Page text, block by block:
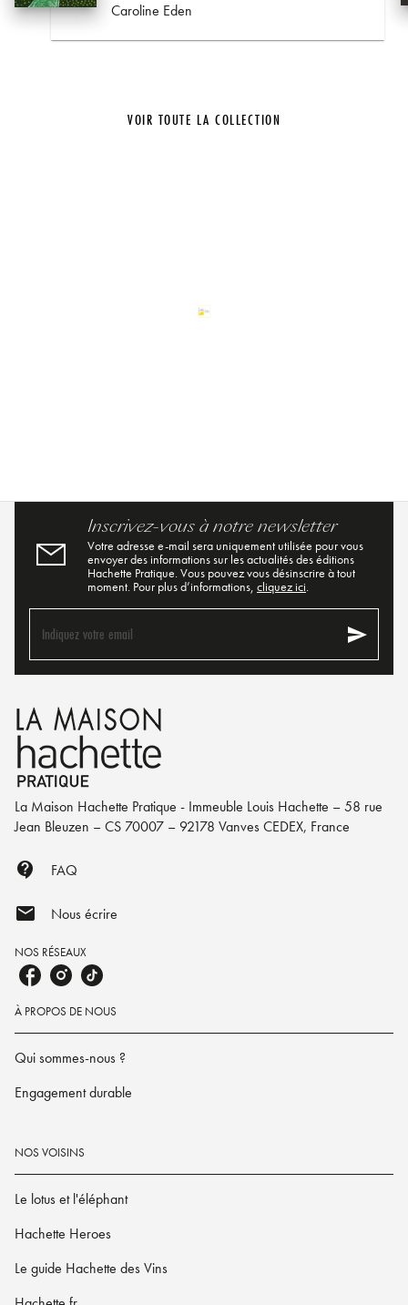
Caroline Eden
VOIR TOUTE LA COLLECTION
Inscrivez-vous à notre newsletter
Votre adresse e-mail sera uniquement utilisée pour vous
envoyer des informations sur les actualités des éditions
Hachette Pratique. Vous pouvez vous désinscrire à tout
moment. Pour plus d’informations, cliquez ici.
Indiquez votre email send
La Maison Hachette Pratique - Immeuble Louis Hachette – 58 rue
Jean Bleuzen – CS 70007 – 92178 Vanves CEDEX, France
contact_support FAQ
mail Nous écrire
NOS RÉSEAUX
À PROPOS DE NOUS
Qui sommes-nous ?
Engagement durable
NOS VOISINS
Le lotus et l'éléphant
Hachette Heroes
Le guide Hachette des Vins